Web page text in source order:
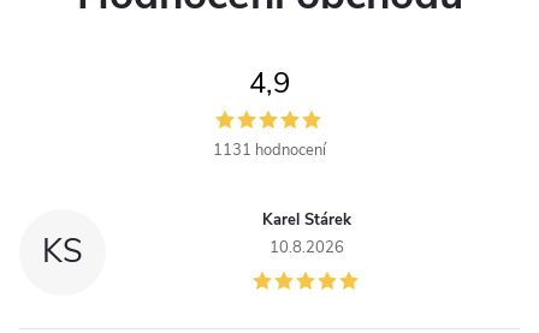
4,9
1131 hodnocení
KS
Karel Stárek
10.8.2026